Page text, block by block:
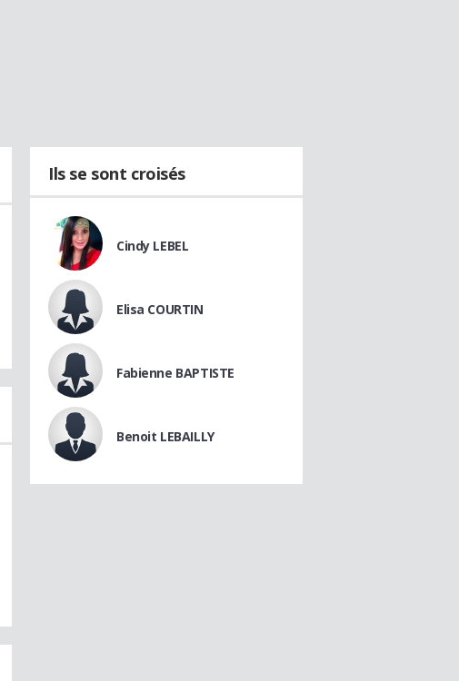
Ils se sont croisés
Cindy LEBEL
Elisa COURTIN
Fabienne BAPTISTE
Benoit LEBAILLY